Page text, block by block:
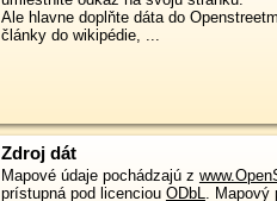
Ale hlavne doplňte dáta do
články do wikipédie, ...
Zdroj dát
Mapové údaje pochádzajú z
prístupná pod licenciou ODbL. Mapový